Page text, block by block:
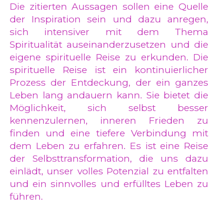
Die zitierten Aussagen sollen eine Quelle
der Inspiration sein und dazu anregen,
sich intensiver mit dem Thema
Spiritualität auseinanderzusetzen und die
eigene spirituelle Reise zu erkunden. Die
spirituelle Reise ist ein kontinuierlicher
Prozess der Entdeckung, der ein ganzes
Leben lang andauern kann. Sie bietet die
Möglichkeit, sich selbst besser
kennenzulernen, inneren Frieden zu
finden und eine tiefere Verbindung mit
dem Leben zu erfahren. Es ist eine Reise
der Selbsttransformation, die uns dazu
einlädt, unser volles Potenzial zu entfalten
und ein sinnvolles und erfülltes Leben zu
führen.